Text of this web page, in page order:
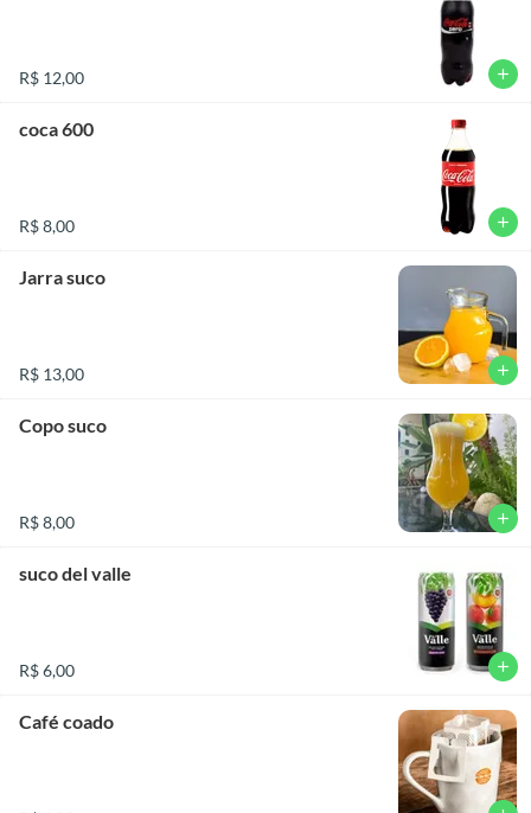
R$ 12,00 add
coca 600
R$ 8,00 add
Jarra suco
R$ 13,00 add
Copo suco
R$ 8,00 add
suco del valle
R$ 6,00 add
Café coado